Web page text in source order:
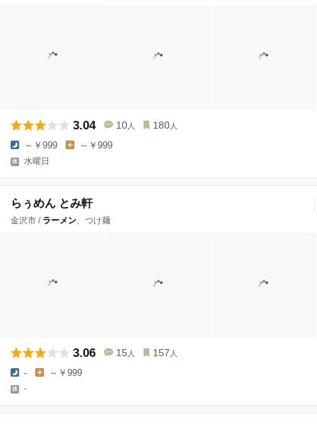
3.04 10 人 180 人
～￥999 ～￥999
水曜日
らぅめん とみ軒
金沢市 / ラーメン、つけ麺
3.06 15 人 157 人
- ～￥999
-